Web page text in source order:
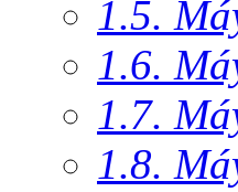
1.5.
1.6.
1.7.
1.8.